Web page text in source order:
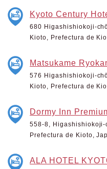
Kyoto Century
680 Higashishiokoji-
Kioto, Prefectura de
Matsukame
576 Higashishiokoji-
Kioto, Prefectura de
Dormy Inn
558-8,
Prefectura de Kioto,
ALA HOTEL